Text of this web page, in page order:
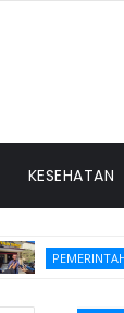
KESEHATAN
PEMERINTAHAN